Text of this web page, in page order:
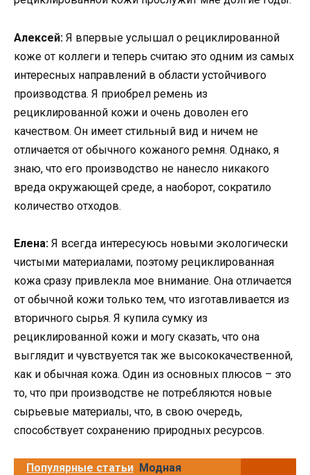
Алексей: Я впервые услышал о рециклированной
коже от коллеги и теперь считаю это одним из самых
интересных направлений в области устойчивого
производства. Я приобрел ремень из
рециклированной кожи и очень доволен его
качеством. Он имеет стильный вид и ничем не
отличается от обычного кожаного ремня. Однако, я
знаю, что его производство не нанесло никакого
вреда окружающей среде, а наоборот, сократило
количество отходов.
Елена: Я всегда интересуюсь новыми экологически
чистыми материалами, поэтому рециклированная
кожа сразу привлекла мое внимание. Она отличается
от обычной кожи только тем, что изготавливается из
вторичного сырья. Я купила сумку из
рециклированной кожи и могу сказать, что она
выглядит и чувствуется так же высококачественной,
как и обычная кожа. Один из основных плюсов – это
то, что при производстве не потребляются новые
сырьевые материалы, что, в свою очередь,
способствует сохранению природных ресурсов.
Популярные статьи Модная